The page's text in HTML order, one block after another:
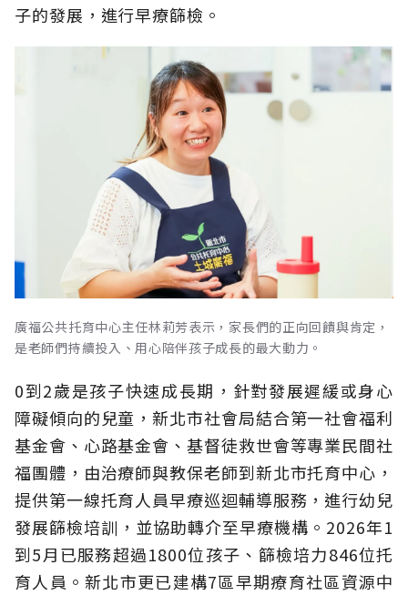
子的發展，進行早療篩檢。
廣福公共托育中心主任林莉芳表示，家長們的正向回饋與肯定，
是老師們持續投入、用心陪伴孩子成長的最大動力。
0到2歲是孩子快速成長期，針對發展遲緩或身心
障礙傾向的兒童，新北市社會局結合第一社會福利
基金會、心路基金會、基督徒救世會等專業民間社
福團體，由治療師與教保老師到新北市托育中心，
提供第一線托育人員早療巡迴輔導服務，進行幼兒
發展篩檢培訓，並協助轉介至早療機構。2026年1
到5月已服務超過1800位孩子、篩檢培力846位托
育人員。新北市更已建構7區早期療育社區資源中